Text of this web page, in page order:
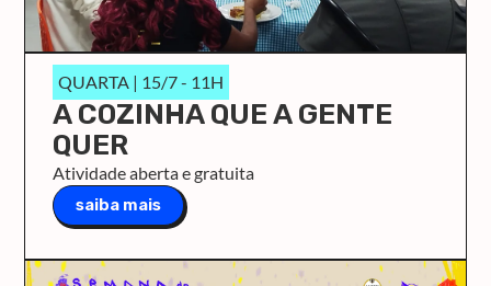
QUARTA | 15/7 - 11H
A COZINHA QUE A GENTE
QUER
Atividade aberta e gratuita
saiba mais